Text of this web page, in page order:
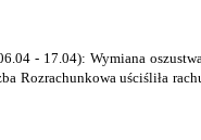
- 17.04): Wymiana
Rozrachunkowa uściśliła